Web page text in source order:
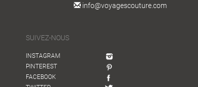
info@voyagescouture.com
SUIVEZ-NOUS
INSTAGRAM
PINTEREST
FACEBOOK